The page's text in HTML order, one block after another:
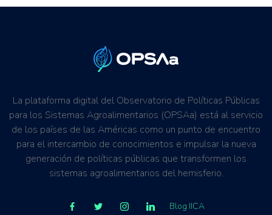
La plataforma digital del Observatorio de Políticas Públicas
para los Sistemas Agroalimentarios (OPSAa) está al servicio
de los países de las Américas como un punto de encuentro
para el intercambio de conocimientos e impulsar la nueva
generación de políticas públicas que transformen los
sistemas agroalimentarios del hemisferio.
Blog IICA